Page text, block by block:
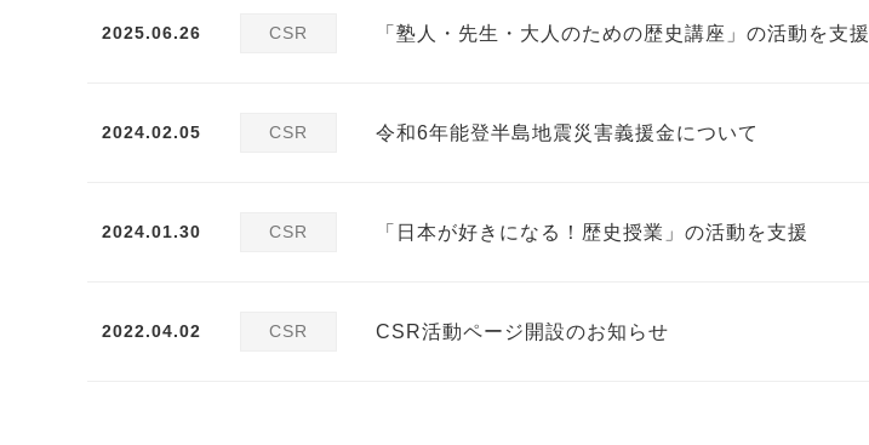
2025.06.26 CSR 「塾人・先生・大人のための歴史講座」の活動を支援
2024.02.05 CSR 令和6年能登半島地震災害義援金について
2024.01.30 CSR 「日本が好きになる！歴史授業」の活動を支援
2022.04.02 CSR CSR活動ページ開設のお知らせ